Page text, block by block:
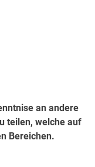
an andere
teilen, welche auf
Bereichen.